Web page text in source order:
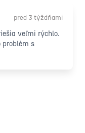
pred 3 týždňami
veľmi rýchlo.
problém s